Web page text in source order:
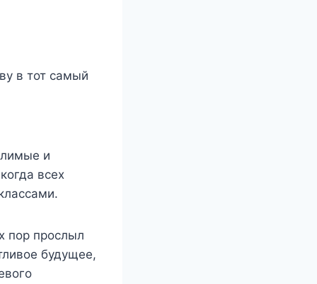
в тот самый
и
всех
пор прослыл
будущее,